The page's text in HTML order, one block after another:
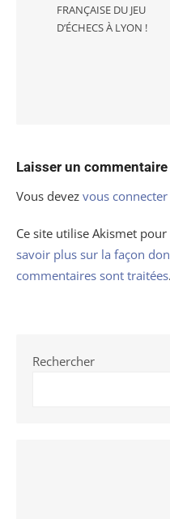
FRANÇAISE DU JEU
D’ÉCHECS À LYON !
Laisser un commentaire
Vous devez vous connecter
Ce site utilise Akismet
savoir plus sur la façon
commentaires sont traitées.
Rechercher